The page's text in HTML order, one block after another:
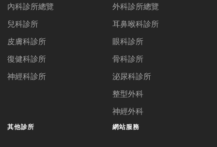
內科診所總覽
兒科診所
皮膚科診所
復健科診所
神經科診所
外科診所總覽
耳鼻喉科診所
眼科診所
骨科診所
泌尿科診所
整型外科
神經外科
其他診所 網站服務